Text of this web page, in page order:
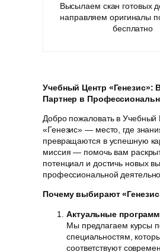
Высылаем скан готовых
направляем оригиналы
бесплатно
Учебный Центр «Генезис»:
Партнер в
Добро пожаловать в Учебный
«Генезис» — место, где
превращаются в успешную
миссия — помочь вам
потенциал и достичь новых
профессиональной
Почему выбирают
Актуальные
Мы предлагаем курсы
специальностям,
соответствуют